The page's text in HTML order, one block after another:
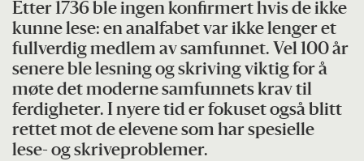
Etter 1736 ble ingen konfirmert hvis de ikke
kunne lese: en analfabet var ikke lenger et
fullverdig medlem av samfunnet. Vel 100 år
senere ble lesning og skriving viktig for å
møte det moderne samfunnets krav til
ferdigheter. I nyere tid er fokuset også blitt
rettet mot de elevene som har spesielle
lese- og skriveproblemer.